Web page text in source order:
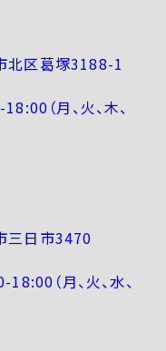
区葛塚3188-1
（月、火、木、
日市3470
（月、火、水、